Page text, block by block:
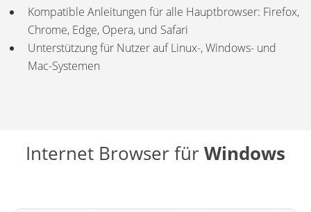
Kompatible Anleitungen für alle Hauptbrowser: Firefox,
Chrome, Edge, Opera, und Safari
Unterstützung für Nutzer auf Linux-, Windows- und
Mac-Systemen
Internet Browser fürWindows